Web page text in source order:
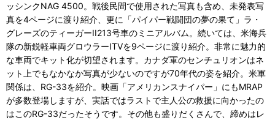
ッシンクNAG 4500。戦後民間で使用された写真も含め、未発表写
真を4ページに渡り紹介、更に「パイパー戦闘団の夢の果て」ラ・
グレーズのティーガーII213号車のミニアルバム。続いては、米海兵
隊の新鋭軽車両グロウラーITVを9ページに渡り紹介。非常に魅力的
な車両でキット化が切望されます。カナダ軍のセンチュリオンはネ
ット上でもなかなか写真が少ないのですが70年代の姿を紹介。米軍
関係は、RG-33を紹介。映画「アメリカンスナイパー」にもMRAP
が多数登場しますが、実話ではラストで主人公の救援に向かったの
はこのRG-33だったそうです。その他も盛りだくさんで、締めはレ